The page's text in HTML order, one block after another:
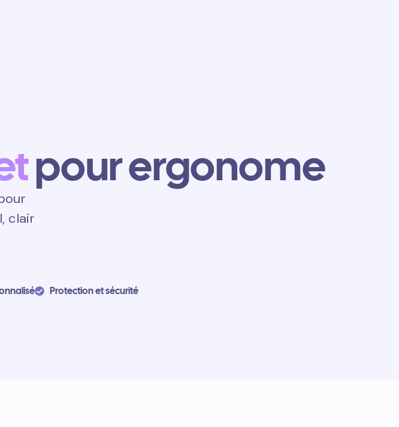
pour ergonome
clair
Protection et sécurité